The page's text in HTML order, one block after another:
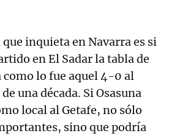
inquieta en Navarra es si
en El Sadar la tabla de
lo fue aquel 4-0 al
una década. Si Osasuna
local al Getafe, no sólo
sino que podría